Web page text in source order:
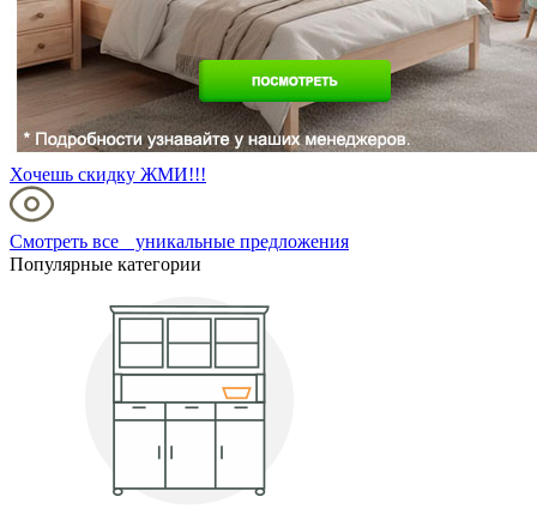
Хочешь скидку ЖМИ!!!
Смотреть все уникальные предложения
Популярные категории